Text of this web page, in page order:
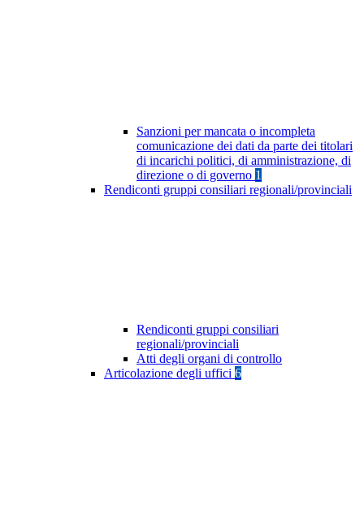
Sanzioni per mancata o incompleta
comunicazione dei dati da parte dei titolari
di incarichi politici, di amministrazione, di
direzione o di governo 1
Rendiconti gruppi consiliari regionali/provinciali
Rendiconti gruppi consiliari
regionali/provinciali
Atti degli organi di controllo
Articolazione degli uffici 6